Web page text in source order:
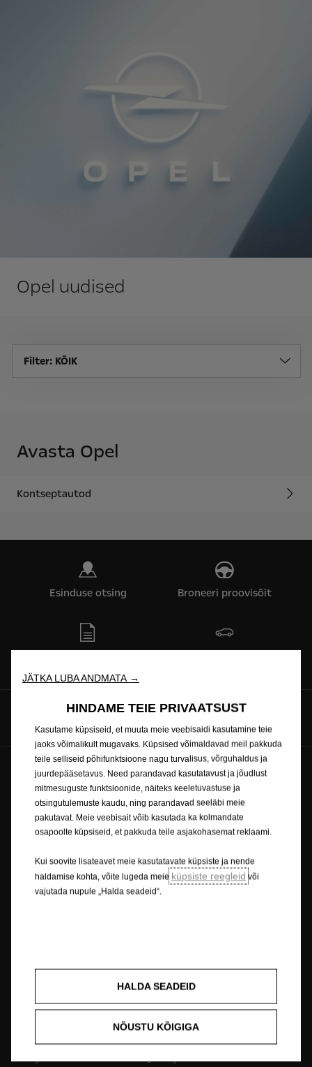
Opel uudised
Filter: KÕIK
Avasta Opel
Kontseptautod
Esinduse otsing Broneeri proovisõit
Jälgi meid
Tulevik kuulub kõigile © Opel 2026
Küpsiste poliitika
Õigusteave
Privaatsuspoliitika
Küpsiste nõusolek
Ümbertöötlemine
Pildil võib olla kujutatud valikulist lisavarustust.
Omaduste kirjeldused ja illustratsioonid võivad viidata lisavarustusele,
mis ei kuulu tavatarnesse. Sisalduv teave oli avaldamise hetkel täpne.
WLTP
ülemaailmse ühtlustatud katsemenetlusega (WLTP) vastavalt määrustele
(EÜ) nr 715/2007 ja (EL) nr 2017/1151 (kohaldatavad versioonid). Väärtused
ei kajasta konkreetseid kasutustingimusi ja sõiduolusid. Lisateavet
JÄTKA LUBA ANDMATA →
HINDAME TEIE PRIVAATSUST
Kasutame küpsiseid, et muuta meie veebisaidi kasutamine teie
jaoks võimalikult mugavaks. Küpsised võimaldavad meil pakkuda
teile selliseid põhifunktsioone nagu turvalisus, võrguhaldus ja
juurdepääsetavus. Need parandavad kasutatavust ja jõudlust
mitmesuguste funktsioonide, näiteks keeletuvastuse ja
otsingutulemuste kaudu, ning parandavad seeläbi meie
pakutavat. Meie veebisait võib kasutada ka kolmandate
osapoolte küpsiseid, et pakkuda teile asjakohasemat reklaami.
Kui soovite lisateavet meie kasutatavate küpsiste ja nende
haldamise kohta, võite lugeda meie küpsiste reegleid või
vajutada nupule „Halda seadeid“.
HALDA SEADEID
NÕUSTU KÕIGIGA